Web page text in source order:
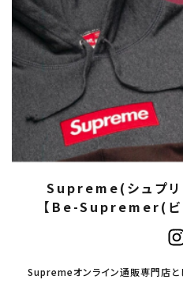
Supreme(シュプリ
【Be-Supremer(ビ
Supremeオンライン通販専門店と